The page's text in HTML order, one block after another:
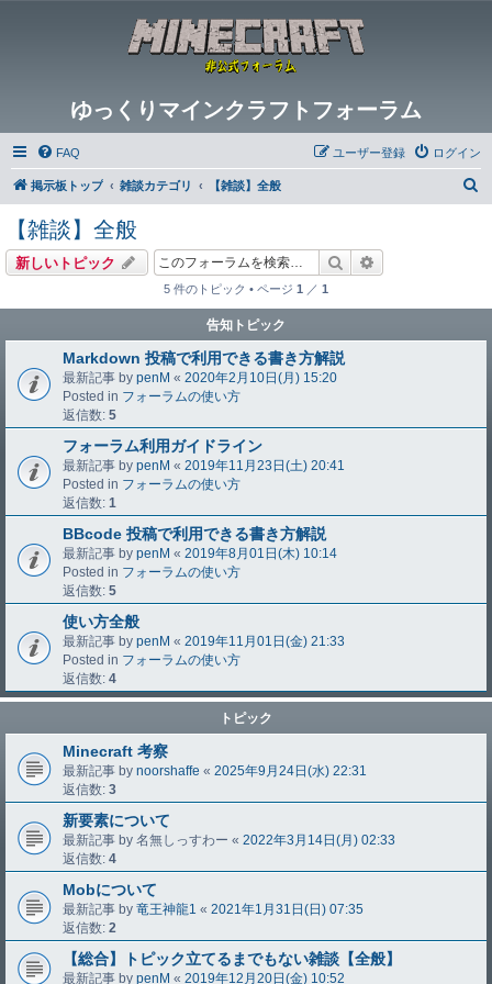
ゆっくりマインクラフトフォーラム
FAQ ログイン
ユーザー登録
掲示板トップ 雑談カテゴリ 【雑談】全般
【雑談】全般
新しいトピック 検索
5 件のトピック • ページ 1 ／ 1
告知トピック
Markdown 投稿で利用できる書き方解説
最新記事 by penM « 2020年2月10日(月) 15:20
Posted in フォーラムの使い方
返信数: 5
フォーラム利用ガイドライン
最新記事 by penM « 2019年11月23日(土) 20:41
Posted in フォーラムの使い方
返信数: 1
BBcode 投稿で利用できる書き方解説
最新記事 by penM « 2019年8月01日(木) 10:14
Posted in フォーラムの使い方
返信数: 5
使い方全般
最新記事 by penM « 2019年11月01日(金) 21:33
Posted in フォーラムの使い方
返信数: 4
トピック
Minecraft 考察
最新記事 by noorshaffe « 2025年9月24日(水) 22:31
返信数: 3
新要素について
最新記事 by 名無しっすわー « 2022年3月14日(月) 02:33
返信数: 4
Mobについて
最新記事 by 竜王神龍1 « 2021年1月31日(日) 07:35
返信数: 2
【総合】トピック立てるまでもない雑談【全般】
最新記事 by penM « 2019年12月20日(金) 10:52